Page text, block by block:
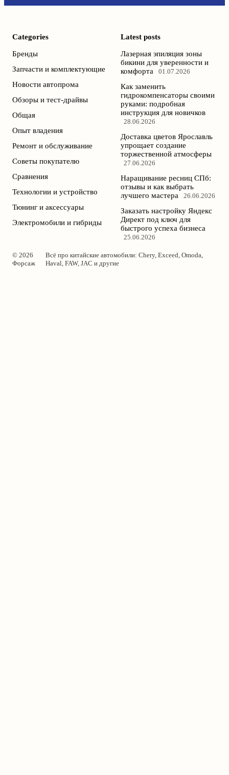
Categories
Бренды
Запчасти и комплектующие
Новости автопрома
Обзоры и тест-драйвы
Общая
Опыт владения
Ремонт и обслуживание
Советы покупателю
Сравнения
Технологии и устройство
Тюнинг и аксессуары
Электромобили и гибриды
Latest posts
Лазерная эпиляция зоны
бикини для уверенности и
комфорта
01.07.2026
Как заменить
гидрокомпенсаторы своими
руками: подробная
инструкция для новичков
28.06.2026
Доставка цветов Ярославль
упрощает создание
торжественной атмосферы
27.06.2026
Наращивание ресниц СПб:
отзывы и как выбрать
лучшего мастера
26.06.2026
Заказать настройку Яндекс
Директ под ключ для
быстрого успеха бизнеса
25.06.2026
© 2026
Форсаж
Всё про китайские автомобили: Chery, Exceed, Omoda,
Haval, FAW, JAC и другие